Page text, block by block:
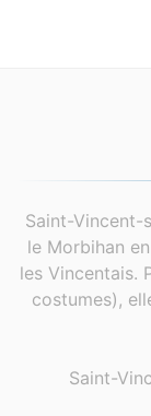
Saint-Vincent-
le Morbihan
les Vincentais.
costumes),
Saint-